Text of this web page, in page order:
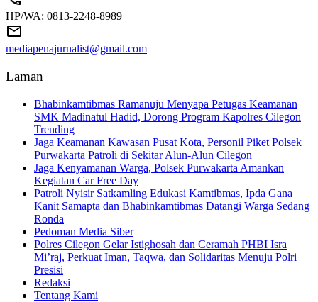
HP/WA: 0813-2248-8989
mediapenajurnalist@gmail.com
Laman
Bhabinkamtibmas Ramanuju Menyapa Petugas Keamanan
SMK Madinatul Hadid, Dorong Program Kapolres Cilegon
Trending
Jaga Keamanan Kawasan Pusat Kota, Personil Piket Polsek
Purwakarta Patroli di Sekitar Alun-Alun Cilegon
Jaga Kenyamanan Warga, Polsek Purwakarta Amankan
Kegiatan Car Free Day
Patroli Nyisir Satkamling Edukasi Kamtibmas, Ipda Gana
Kanit Samapta dan Bhabinkamtibmas Datangi Warga Sedang
Ronda
Pedoman Media Siber
Polres Cilegon Gelar Istighosah dan Ceramah PHBI Isra
Mi’raj, Perkuat Iman, Taqwa, dan Solidaritas Menuju Polri
Presisi
Redaksi
Tentang Kami